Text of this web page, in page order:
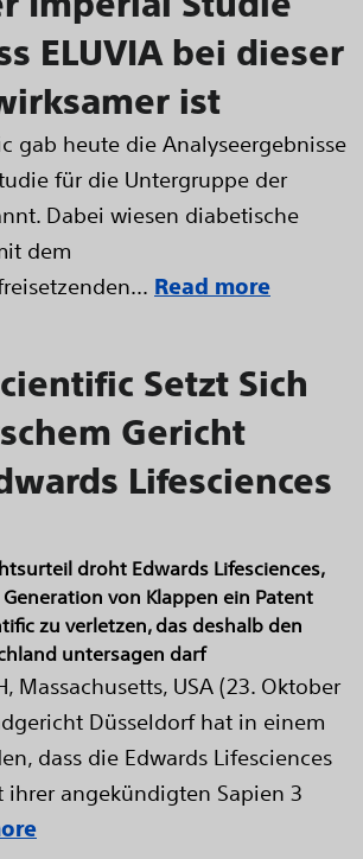
ELUVIA bei dieser
ist
gab heute die Analyseergebnisse
für die Untergruppe der
Dabei wiesen diabetische
dem
Read more
Setzt Sich
Gericht
Lifesciences
droht Edwards Lifesciences,
von Klappen ein Patent
zu verletzen, das deshalb den
untersagen darf
Massachusetts, USA (23. Oktober
Düsseldorf hat in einem
dass die Edwards Lifesciences
ihrer angekündigten Sapien 3